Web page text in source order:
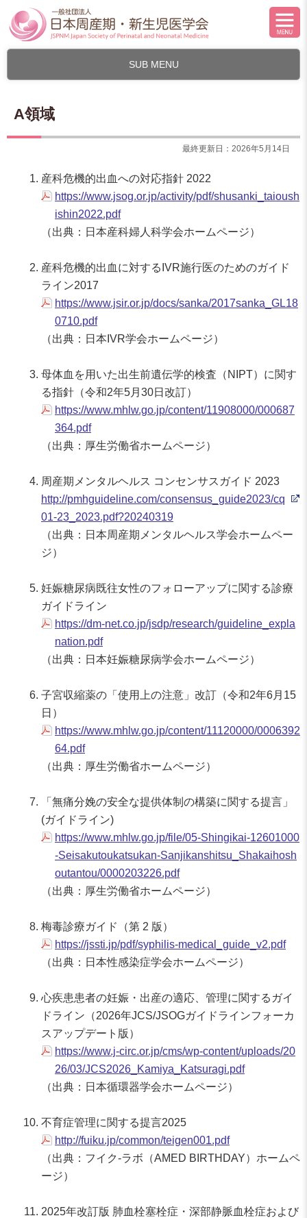
SUB MENU
A領域
最終更新日：2026年5月14日
産科危機的出血への対応指針 2022
https://www.jsog.or.jp/activity/pdf/shusanki_taioush
ishin2022.pdf
（出典：日本産科婦人科学会ホームページ）
産科危機的出血に対するIVR施行医のためのガイド
ライン2017
https://www.jsir.or.jp/docs/sanka/2017sanka_GL18
0710.pdf
（出典：日本IVR学会ホームページ）
母体血を用いた出生前遺伝学的検査（NIPT）に関す
る指針（令和2年5月30日改訂）
https://www.mhlw.go.jp/content/11908000/000687
364.pdf
（出典：厚生労働省ホームページ）
周産期メンタルヘルス コンセンサスガイド 2023
http://pmhguideline.com/consensus_guide2023/cq
01-23_2023.pdf?20240319
（出典：日本周産期メンタルヘルス学会ホームペー
ジ）
妊娠糖尿病既往女性のフォローアップに関する診療
ガイドライン
https://dm-net.co.jp/jsdp/research/guideline_expla
nation.pdf
（出典：日本妊娠糖尿病学会ホームページ）
子宮収縮薬の「使用上の注意」改訂（令和2年6月15
日）
https://www.mhlw.go.jp/content/11120000/0006392
64.pdf
（出典：厚生労働省ホームページ）
「無痛分娩の安全な提供体制の構築に関する提言」
(ガイドライン)
https://www.mhlw.go.jp/file/05-Shingikai-12601000
-Seisakutoukatsukan-Sanjikanshitsu_Shakaihosh
outantou/0000203226.pdf
（出典：厚生労働省ホームページ）
梅毒診療ガイド（第 2 版）
https://jssti.jp/pdf/syphilis-medical_guide_v2.pdf
（出典：日本性感染症学会ホームページ）
心疾患患者の妊娠・出産の適応、管理に関するガイ
ドライン（2026年JCS/JSOGガイドラインフォーカ
スアップデート版）
https://www.j-circ.or.jp/cms/wp-content/uploads/20
26/03/JCS2026_Kamiya_Katsuragi.pdf
（出典：日本循環器学会ホームページ）
不育症管理に関する提言2025
http://fuiku.jp/common/teigen001.pdf
（出典：フイク-ラボ（AMED BIRTHDAY）ホームペ
ージ）
2025年改訂版 肺血栓塞栓症・深部静脈血栓症および